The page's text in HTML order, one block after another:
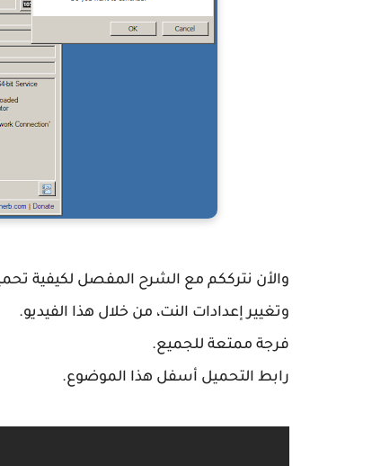
وتغيير إعدادات النت، من خلال هذا الفيديو.
فرجة ممتعة للجميع.
رابط التحميل أسفل هذا الموضوع.